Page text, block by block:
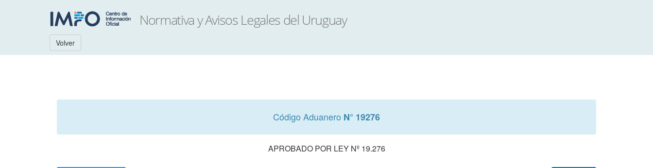
Volver
Código Aduanero N° 19276
APROBADO POR LEY Nº 19.276